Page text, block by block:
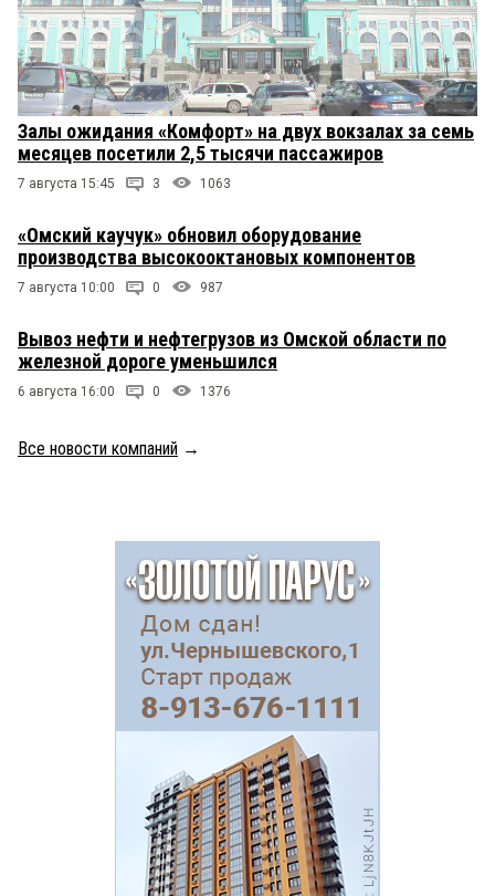
Залы ожидания «Комфорт» на двух вокзалах за семь
месяцев посетили 2,5 тысячи пассажиров
7 августа 15:45 3 1063
«Омский каучук» обновил оборудование
производства высокооктановых компонентов
7 августа 10:00 0 987
Вывоз нефти и нефтегрузов из Омской области по
железной дороге уменьшился
6 августа 16:00 0 1376
Все новости компаний →